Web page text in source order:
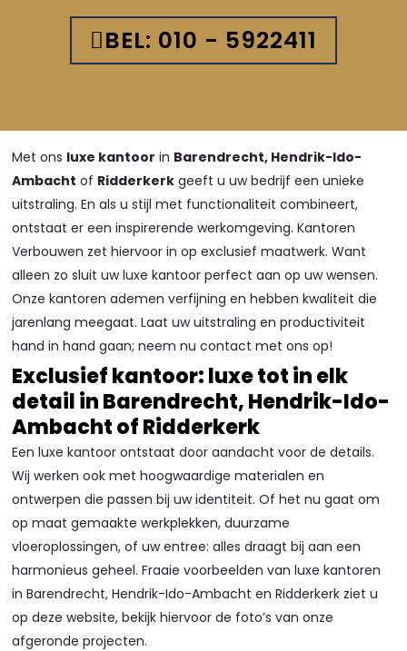
BEL: 010 - 5922411
Met ons luxe kantoor in Barendrecht, Hendrik-Ido-
Ambacht of Ridderkerk geeft u uw bedrijf een unieke
uitstraling. En als u stijl met functionaliteit combineert,
ontstaat er een inspirerende werkomgeving. Kantoren
Verbouwen zet hiervoor in op exclusief maatwerk. Want
alleen zo sluit uw luxe kantoor perfect aan op uw wensen.
Onze kantoren ademen verfijning en hebben kwaliteit die
jarenlang meegaat. Laat uw uitstraling en productiviteit
hand in hand gaan; neem nu contact met ons op!
Exclusief kantoor: luxe tot in elk
detail in Barendrecht, Hendrik-Ido-
Ambacht of Ridderkerk
Een luxe kantoor ontstaat door aandacht voor de details.
Wij werken ook met hoogwaardige materialen en
ontwerpen die passen bij uw identiteit. Of het nu gaat om
op maat gemaakte werkplekken, duurzame
vloeroplossingen, of uw entree: alles draagt bij aan een
harmonieus geheel. Fraaie voorbeelden van luxe kantoren
in Barendrecht, Hendrik-Ido-Ambacht en Ridderkerk ziet u
op deze website, bekijk hiervoor de foto’s van onze
afgeronde projecten.